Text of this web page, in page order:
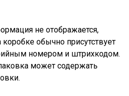
не отображается,
обычно присутствует
номером и штрихкодом.
может содержать